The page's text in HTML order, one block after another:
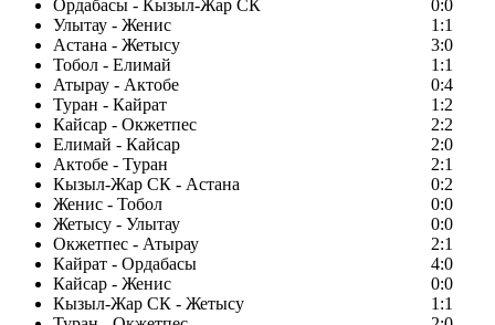
Ордабасы - Кызыл-Жар СК
0:0
Улытау - Женис
1:1
Астана - Жетысу
3:0
Тобол - Елимай
1:1
Атырау - Актобе
0:4
Туран - Кайрат
1:2
Кайсар - Окжетпес
2:2
Елимай - Кайсар
2:0
Актобе - Туран
2:1
Кызыл-Жар СК - Астана
0:2
Женис - Тобол
0:0
Жетысу - Улытау
0:0
Окжетпес - Атырау
2:1
Кайрат - Ордабасы
4:0
Кайсар - Женис
0:0
Кызыл-Жар СК - Жетысу
1:1